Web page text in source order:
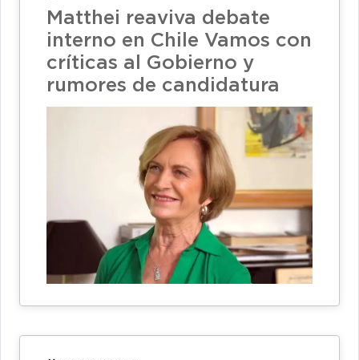
Matthei reaviva debate
interno en Chile Vamos con
críticas al Gobierno y
rumores de candidatura